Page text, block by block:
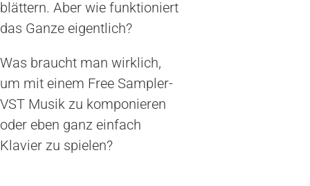
blättern. Aber wie funktioniert
das Ganze eigentlich?
Was braucht man wirklich,
um mit einem Free Sampler-
VST Musik zu komponieren
oder eben ganz einfach
Klavier zu spielen?